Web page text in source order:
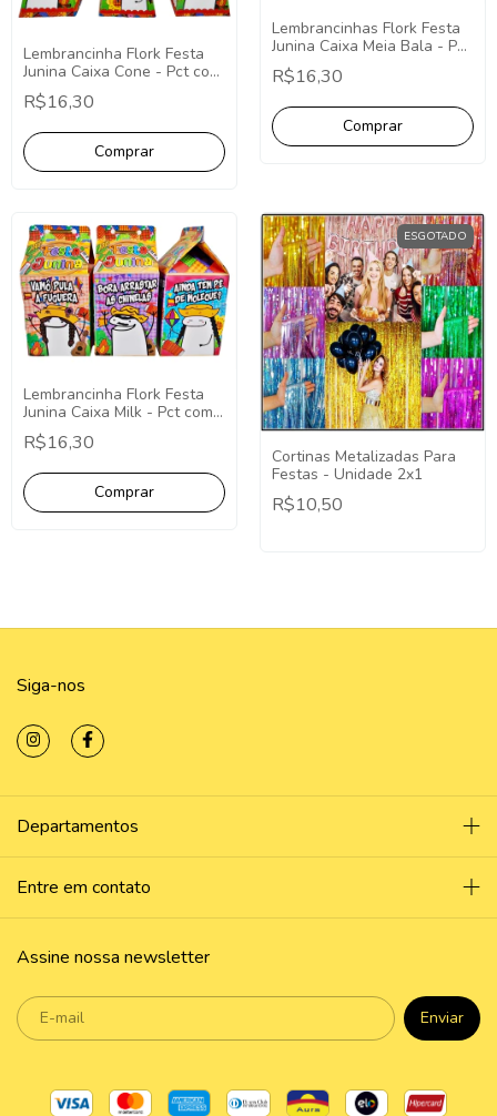
Lembrancinha Flork Festa
Junina Caixa Cone - Pct com
10
R$16,30
Lembrancinhas Flork Festa
Junina Caixa Meia Bala - Pct
com 10
R$16,30
Lembrancinha Flork Festa
Junina Caixa Milk - Pct com
10
R$16,30
ESGOTADO
Cortinas Metalizadas Para
Festas - Unidade 2x1
R$10,50
Siga-nos
Departamentos
Entre em contato
Assine nossa newsletter